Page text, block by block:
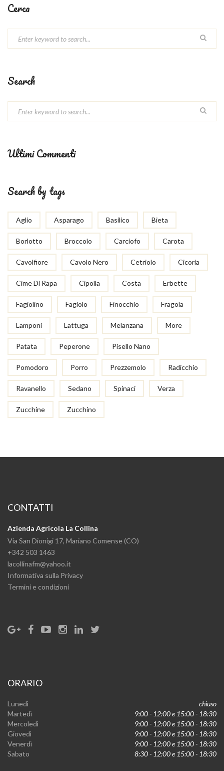
Cerca
Search
Ultimi Commenti
Search by tags
Aglio Asparago Basilico Bieta
Borlotto Broccolo Carciofo Carota
Cavolfiore Cavolo Nero Cetriolo Cicoria
Cime Di Rapa Cipolla Costa Erbette
Fagiolino Fagiolo Finocchio Fragola
Lamponi Lattuga Melanzana More
Patata Peperone Pisello Nano
Pomodoro Porro Prezzemolo Radicchio
Ravanello Sedano Spinaci Verza
Zucchine Zucchino
CONTATTI
Azienda Agricola La Collina
Via San Dionigi 17, Mariano Comense (CO)
+342 503 1463
lacollinafm@yahoo.it
Informativa sulla Privacy
Termini e condizioni
ORARIO
Lunedì
chiuso
Martedì
9:00 - 12:00 e 15:00 - 18:30
Mercoledì
9:00 - 12:00 e 15:00 - 18:30
Giovedì
9:00 - 12:00 e 15:00 - 18:30
Venerdì
9:00 - 12:00 e 15:00 - 18:30
Sabato
8:30 - 12:00 e 15:00 - 18:30